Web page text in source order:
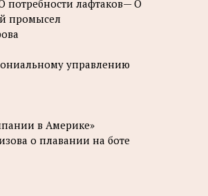
потребности лафтаков— О
промысел
управлению
в Америке»
о плавании на боте